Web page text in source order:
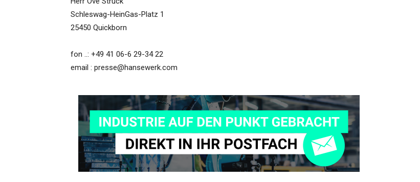
Schleswag-HeinGas-Platz 1
25450 Quickborn
fon ..: +49 41 06-6 29-34 22
email : presse@hansewerk.com